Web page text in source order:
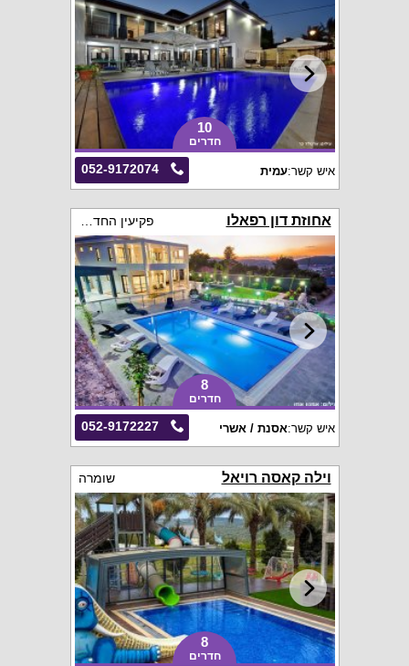
10
חדרים
052-9172074 איש קשר:עמית
אחוזת דון רפאלו
8
חדרים
052-9172227 איש קשר:אסנת / אשרי
וילה קאסה רויאל שומרה
8
חדרים